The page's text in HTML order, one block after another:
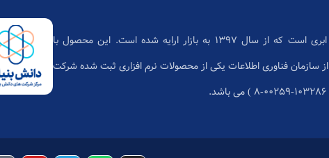
ابرستان،محصول دانش بنیان بر پایه فن‌آوری ابری است که از سال 1397 به بازار ارایه شده است. این محصول با
دریافت گواهی تاییدیه فنی به شماره 207472 از سازمان فناوری اطلاعات یکی از محصولات نرم افزاری ثبت شده شرکت